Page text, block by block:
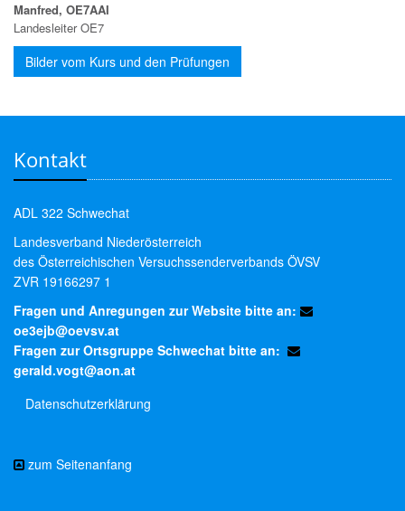
Manfred, OE7AAI
Landesleiter OE7
Bilder vom Kurs und den Prüfungen
Kontakt
ADL 322 Schwechat
Landesverband Niederösterreich
des Österreichischen Versuchssenderverbands ÖVSV
ZVR 19166297 1
Fragen und Anregungen zur Website bitte an:
oe3ejb@oevsv.at
Fragen zur Ortsgruppe Schwechat bitte an:
gerald.vogt@aon.at
Datenschutzerklärung
zum Seitenanfang